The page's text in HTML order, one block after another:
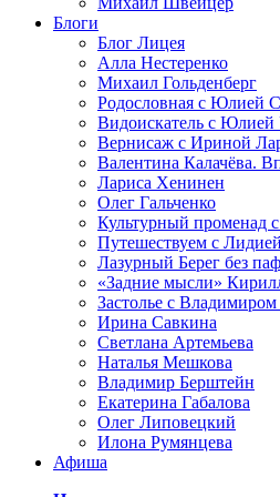
Блоги
Блог Лицея
Алла Нестеренко
Михаил Гольденберг
Родословная с Юлией
Видоискатель с
Вернисаж с Ириной
Валентина Калачёва.
Лариса Хенинен
Олег Гальченко
Культурный променад
Путешествуем с
Лазурный Берег без
«Задние мысли»
Застолье с
Ирина Савкина
Светлана Артемьева
Наталья Мешкова
Владимир Берштейн
Екатерина Габалова
Олег Липовецкий
Илона Румянцева
Афиша